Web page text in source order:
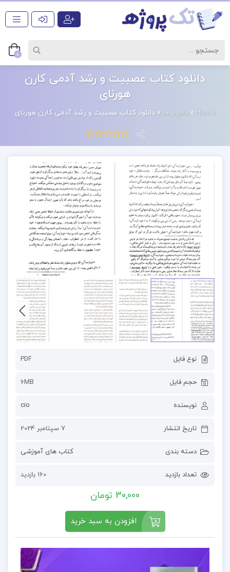
0
دانلود کتاب عصبيت و رشد آدمی كارن
هورنای
Home
»دانلود ها »دانلود کتاب عصبيت و رشد آدمی كارن هورنای
نوع فایل PDF
حجم فایل 6MB
نویسنده cio
تاریخ انتشار 7 سپتامبر 2024
دسته بندی کتاب های آموزشی
تعداد بازدید 160 بازدید
30,000 تومان
افزودن به سبد خرید